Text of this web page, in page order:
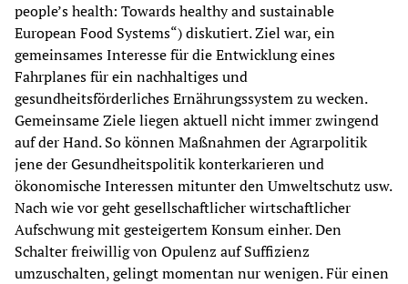
people’s health: Towards healthy and sustainable
European Food Systems“) diskutiert. Ziel war, ein
gemeinsames Interesse für die Entwicklung eines
Fahrplanes für ein nachhaltiges und
gesundheitsförderliches Ernährungssystem zu wecken.
Gemeinsame Ziele liegen aktuell nicht immer zwingend
auf der Hand. So können Maßnahmen der Agrarpolitik
jene der Gesundheitspolitik konterkarieren und
ökonomische Interessen mitunter den Umweltschutz usw.
Nach wie vor geht gesellschaftlicher wirtschaftlicher
Aufschwung mit gesteigertem Konsum einher. Den
Schalter freiwillig von Opulenz auf Suffizienz
umzuschalten, gelingt momentan nur wenigen. Für einen